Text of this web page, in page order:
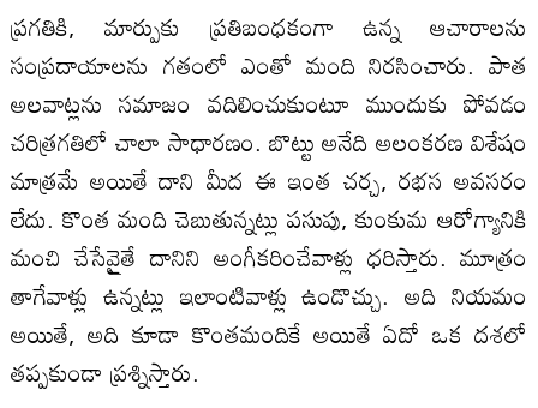
ప్రగతికి, మార్పుకు ప్రతిబంధకంగా ఉన్న ఆచారాలను
సంప్రదాయాలను గతంలో ఎంతో మంది నిరసించారు. పాత
అలవాట్లను సమాజం వదిలించుకుంటూ ముందుకు పోవడం
చరిత్రగతిలో చాలా సాధారణం. బొట్టు అనేది అలంకరణ విశేషం
మాత్రమే అయితే దాని మీద ఈ ఇంత చర్చ, రభస అవసరం
లేదు. కొంత మంది చెబుతున్నట్లు పసుపు, కుంకుమ ఆరోగ్యానికి
మంచి చేసేవైౖతే దానిని అంగీకరించేవాళ్లు ధరిస్తారు. మూత్రం
తాగేవాళ్లు ఉన్నట్లు ఇలాంటివాళ్లు ఉండొచ్చు. అది నియమం
అయితే, అది కూడా కొంతమందికే అయితే ఏదో ఒక దశలో
తప్పకుండా ప్రశ్నిస్తారు.